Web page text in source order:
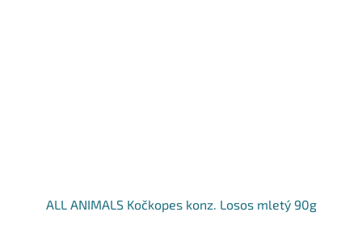
ALL ANIMALS Kočkopes konz. Losos mletý 90g